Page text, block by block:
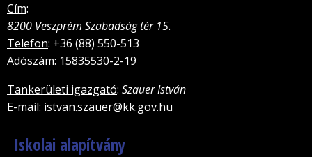
Cím:
8200 Veszprém Szabadság tér 15.
Telefon: +36 (88) 550-513
Adószám: 15835530-2-19
Tankerületi igazgató: Szauer István
E-mail: istvan.szauer@kk.gov.hu
Iskolai alapítvány